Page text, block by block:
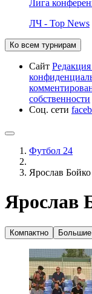
Лига
ЛЧ - Top News
Ко всем турнирам
Сайт Редакция
собственности
Соц. сети
Футбол 24
Ярослав Бойко
Ярослав
Компактно Большие